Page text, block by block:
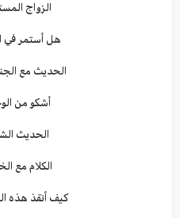
الزواج
هل أستمر في
الحديث مع
أشكو من
الحديث
الكلام مع
كيف أنقذ هذه